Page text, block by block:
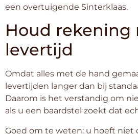
een overtuigende Sinterklaas.
Houd rekening
levertijd
Omdat alles met de hand
levertijden langer dan bij
Daarom is het verstandig om
als u een baardstel zoekt dat
Goed om te weten: u hoeft niet